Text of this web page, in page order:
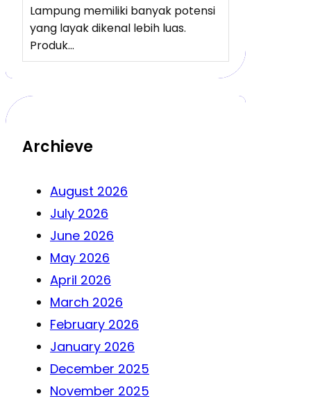
Lampung memiliki banyak potensi
yang layak dikenal lebih luas.
Produk…
Archieve
August 2026
July 2026
June 2026
May 2026
April 2026
March 2026
February 2026
January 2026
December 2025
November 2025